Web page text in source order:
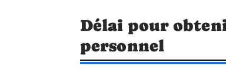
Délai pour
personnel